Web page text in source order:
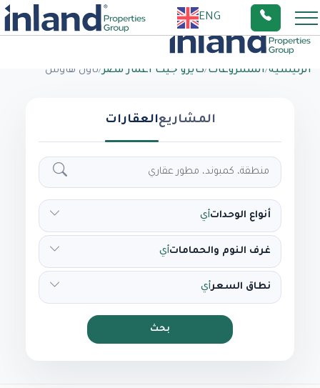
ENG
الرئيسية/المشروعات/كايرو جيت اعمار مصر/تاون هاوس
المشاريعالعقارات
أنواع الوحداتأي
غرف النوم والحماماتأي
نطاق السعرأي
بحث